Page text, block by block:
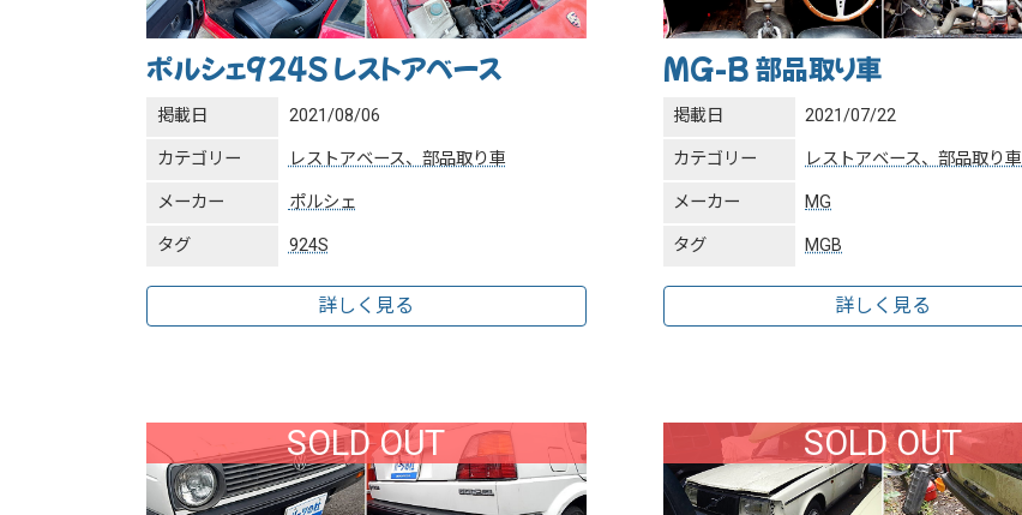
ポルシェ924S レストアベース
掲載日 2021/08/06
カテゴリー レストアベース、部品取り車
メーカー ポルシェ
タグ 924S
詳しく見る
MG-B 部品取り車
掲載日 2021/07/22
カテゴリー レストアベース、部品取り車
メーカー MG
タグ MGB
詳しく見る
SOLD OUT SOLD OUT